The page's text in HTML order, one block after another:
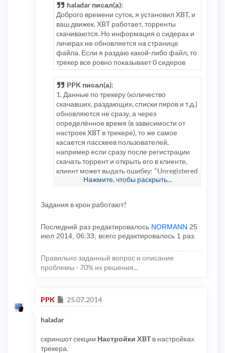
haladar писал(а):
Доброго времени суток, я установил XBT, и
ваш движек. XBT работает, торренты
скачиваются. Но информация о сидерах и
личерах не обновляется на странице
файла. Если я раздаю какой-либо файл, то
трекер все ровно показывает 0 сидеров
PPK писал(а):
1. Данные по трекеру (количество
скачавших, раздающих, списки пиров и т.д.)
обновляются не сразу, а через
определённое время (в зависимости от
настроек XBT в трекере), то же самое
касается пасскеев пользователей,
например если сразу после регистрации
скачать торрент и открыть его в клиенте,
клиент может выдать ошибку: "Unregistered
torrent pass", это значит, что XBT ещё не
пасскей
Нажмите, чтобы раскрыть...
Задания в крон работают?
Последний раз редактировалось NORMANN 25
июл 2014, 06:33, всего редактировалось 1 раз.
Правильно заданный вопрос и описание
проблемы - 70% их решения...
PPK Сообщение
25.07.2014
haladar
скриншот секции Настройки XBTв настройках
трекера.